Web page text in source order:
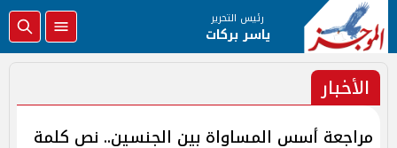
رئيس التحرير
ياسر بركات
الأخبار
مراجعة أسس المساواة بين الجنسين.. نص كلمة